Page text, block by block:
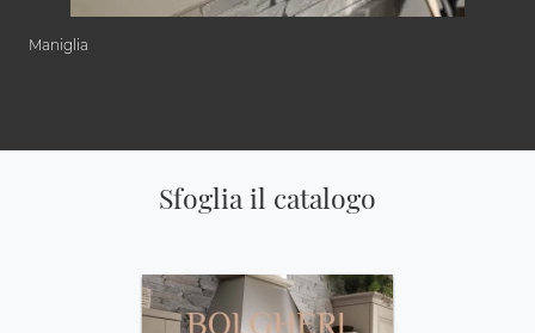
Maniglia
Sfoglia il catalogo